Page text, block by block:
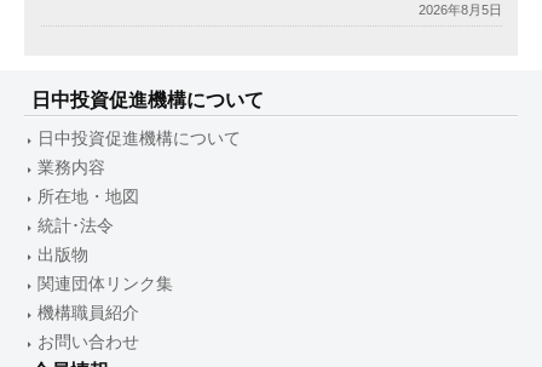
2026年8月5日
日中投資促進機構について
日中投資促進機構について
業務内容
所在地・地図
統計･法令
出版物
関連団体リンク集
機構職員紹介
お問い合わせ